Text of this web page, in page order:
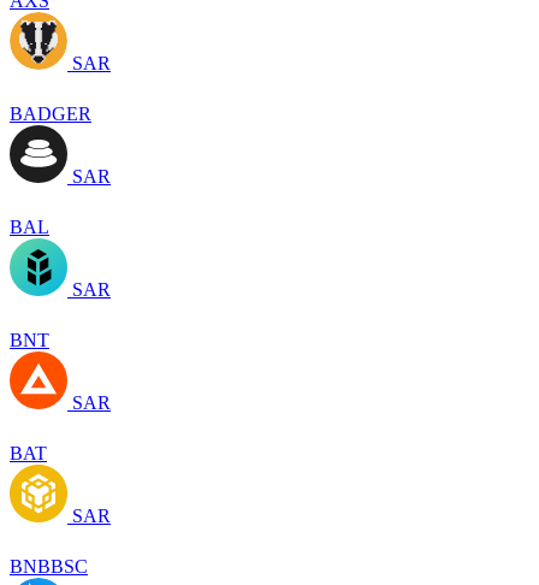
SAR
BADGER
SAR
BAL
SAR
BNT
SAR
BAT
SAR
BNBBSC